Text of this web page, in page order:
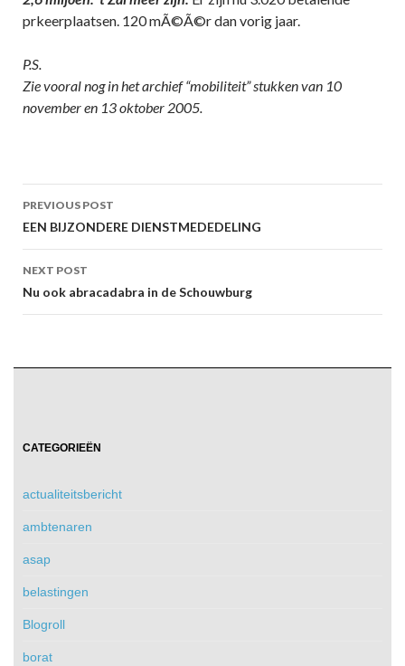
prkeerplaatsen. 120 mÃ©Ã©r dan vorig jaar.
P.S.
Zie vooral nog in het archief “mobiliteit” stukken van 10
november en 13 oktober 2005.
Post
navigation
PREVIOUS POST
EEN BIJZONDERE DIENSTMEDEDELING
NEXT POST
Nu ook abracadabra in de Schouwburg
CATEGORIEËN
actualiteitsbericht
ambtenaren
asap
belastingen
Blogroll
borat